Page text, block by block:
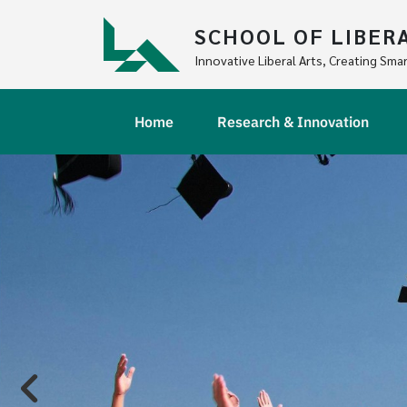
SCHOOL OF
Innovative Liberal Arts, Creating
Home Research & Innovation